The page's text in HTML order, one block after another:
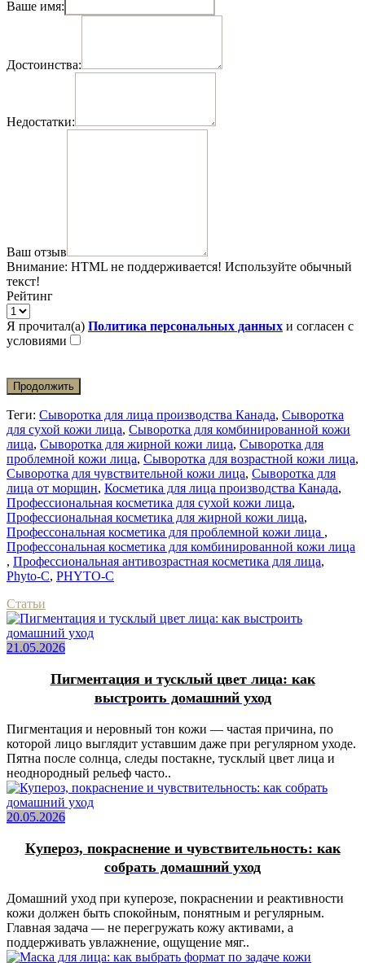
Ваше имя:
Достоинства:
Недостатки:
Ваш отзыв
Внимание: HTML не поддерживается! Используйте обычный
текст!
Рейтинг
Я прочитал(а) Политика персональных данных и согласен с
условиями
Продолжить
Теги: Сыворотка для лица производства Канада, Сыворотка
для сухой кожи лица, Сыворотка для комбинированной кожи
лица, Сыворотка для жирной кожи лица, Сыворотка для
проблемной кожи лица, Сыворотка для возрастной кожи лица,
Сыворотка для чувствительной кожи лица, Сыворотка для
лица от морщин, Косметика для лица производства Канада,
Профессиональная косметика для сухой кожи лица,
Профессиональная косметика для жирной кожи лица,
Профессональная косметика для проблемной кожи лица ,
Профессональная косметика для комбинированной кожи лица
, Профессиональная антивозрастная косметика для лица,
Phyto-C, PHYTO-C
Статьи
21.05.2026
Пигментация и тусклый цвет лица: как
выстроить домашний уход
Пигментация и неровный тон кожи — частая причина, по
которой лицо выглядит уставшим даже при регулярном уходе.
Пятна после солнца, следы постакне, тусклый цвет лица и
неоднородный рельеф часто..
20.05.2026
Купероз, покраснение и чувствительность: как
собрать домашний уход
Домашний уход при куперозе, покраснении и реактивности
кожи должен быть спокойным, понятным и регулярным.
Главная задача — не перегружать кожу активами, а
поддерживать увлажнение, ощущение мяг..